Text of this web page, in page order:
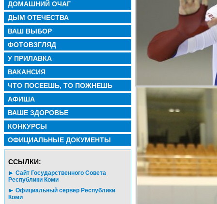
ДОМАШНИЙ ОЧАГ
ДЫМ ОТЕЧЕСТВА
ВАШ ВЫБОР
ФОТОВЗГЛЯД
У ПРИЛАВКА
ВАКАНСИЯ
ЧТО ПОСЕЕШЬ, ТО ПОЖНЕШЬ
АФИША
ВАШЕ ЗДОРОВЬЕ
КОНКУРСЫ
ОФИЦИАЛЬНЫЕ ДОКУМЕНТЫ
CСЫЛКИ:
Сайт Государственного Совета
Республики Коми
Официальный сервер Республики
Коми